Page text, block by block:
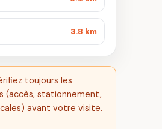
3.8 km
toujours les
(accès, stationnement,
avant votre visite.